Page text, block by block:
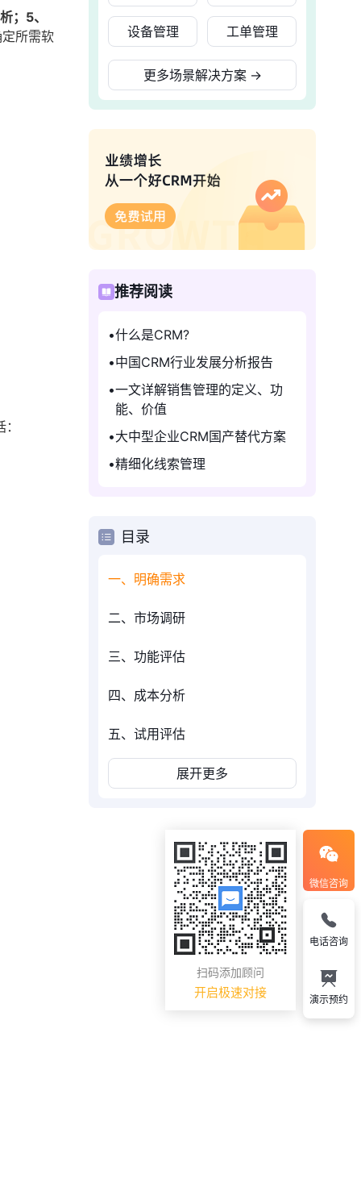
；5、
所需软
设备管理 工单管理
更多场景解决方案 →
推荐阅读
什么是CRM?
中国CRM行业发展分析报告
一文详解销售管理的定义、功
能、价值
大中型企业CRM国产替代方案
精细化线索管理
目录
一、明确需求
二、市场调研
三、功能评估
四、成本分析
五、试用评估
展开更多
微信咨询
扫码添加顾问
开启极速对接
电话咨询
演示预约